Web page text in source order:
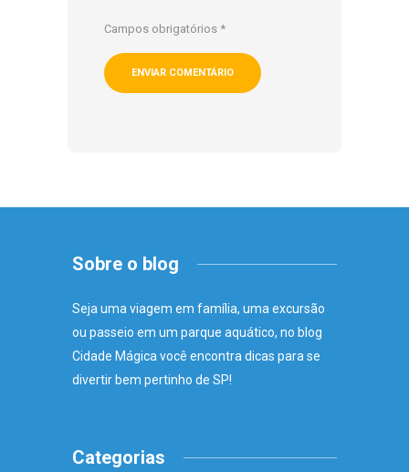
Campos obrigatórios *
Sobre o blog
Seja uma viagem em família, uma excursão
ou passeio em um parque aquático, no blog
Cidade Mágica você encontra dicas para se
divertir bem pertinho de SP!
Categorias